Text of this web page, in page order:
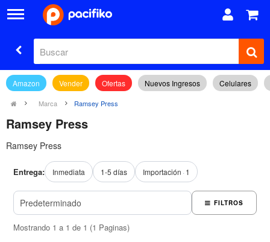
Amazon Vender Ofertas Nuevos Ingresos Celulares
Marca Ramsey Press
Ramsey Press
Ramsey Press
Entrega: Inmediata 1-5 días Importación 1
FILTROS
Mostrando 1 a 1 de 1 (1 Paginas)